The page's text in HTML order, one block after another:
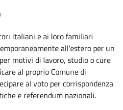
italiani e ai loro familiari
all'estero per un
motivi di lavoro, studio o cure
al proprio Comune di
al voto per corrispondenza
e referendum nazionali.